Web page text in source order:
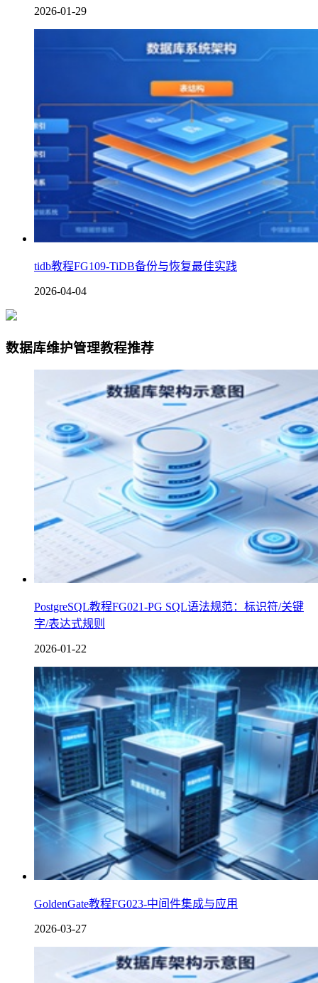
2026-01-29
tidb教程FG109-TiDB备份与恢复最佳实践
2026-04-04
数据库维护管理教程推荐
PostgreSQL教程FG021-PG SQL语法规范：标识符/关键
字/表达式规则
2026-01-22
GoldenGate教程FG023-中间件集成与应用
2026-03-27